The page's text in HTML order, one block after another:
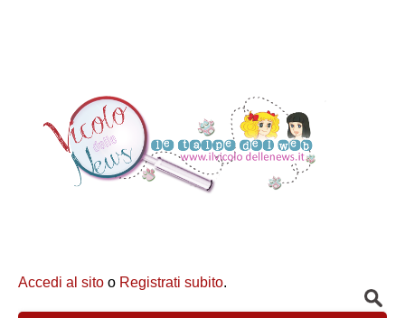
Accedi al sito o Registrati subito.